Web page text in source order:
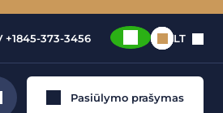
+1845-373-3456 LT
Pasiūlymo prašymas